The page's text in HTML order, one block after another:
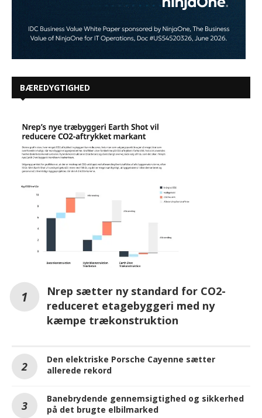
BÆREDYGTIGHED
Nrep sætter ny standard for CO2-
reduceret etagebyggeri med ny
kæmpe trækonstruktion
Den elektriske Porsche Cayenne sætter
allerede rekord
Banebrydende gennemsigtighed og sikkerhed
på det brugte elbilmarked